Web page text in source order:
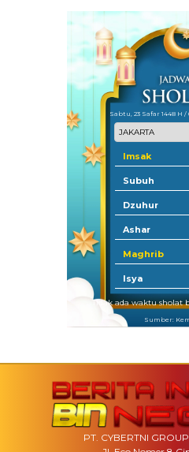
Sabtu, 23 Safar 1448 H
Imsak
Subuh
Dzuhur
Ashar
Maghrib
Isya
Tidak ada waktu sholat
Sumber:
PT. CYBERTNI